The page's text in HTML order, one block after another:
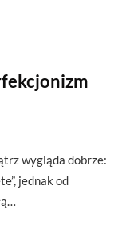
wygląda dobrze:
jednak od